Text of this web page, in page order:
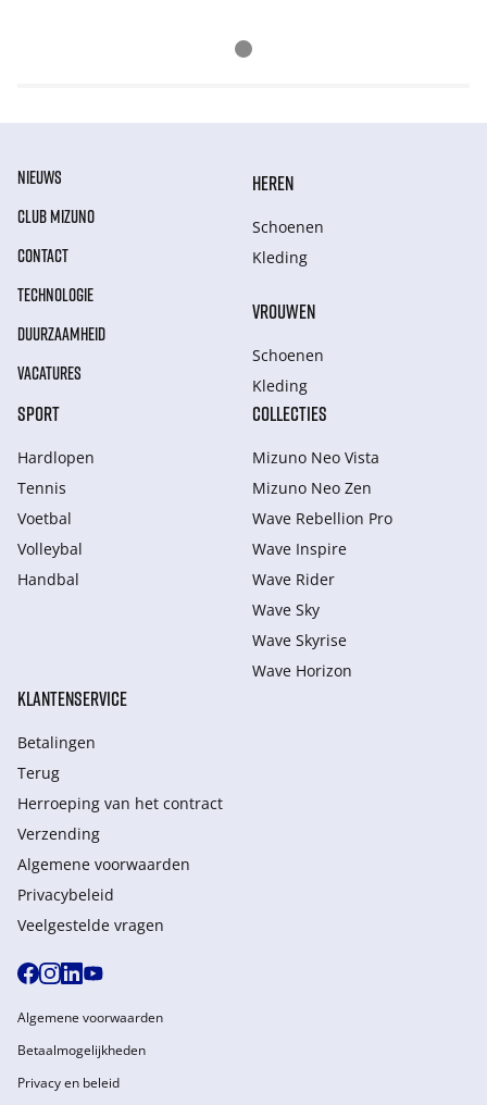
NIEUWS
CLUB MIZUNO
CONTACT
TECHNOLOGIE
DUURZAAMHEID
VACATURES
HEREN
Schoenen
Kleding
VROUWEN
Schoenen
Kleding
SPORT
Hardlopen
Tennis
Voetbal
Volleybal
Handbal
COLLECTIES
Mizuno Neo Vista
Mizuno Neo Zen
Wave Rebellion Pro
Wave Inspire
Wave Rider
Wave Sky
Wave Skyrise
Wave Horizon
KLANTENSERVICE
Betalingen
Terug
Herroeping van het contract
Verzending
Algemene voorwaarden
Privacybeleid
Veelgestelde vragen
Algemene voorwaarden
Betaalmogelijkheden
Privacy en beleid